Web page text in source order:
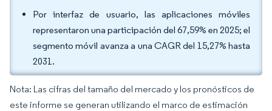
Por interfaz de usuario, las aplicaciones móviles
representaron una participación del 67,59% en 2025; el
segmento móvil avanza a una CAGR del 15,27% hasta
2031.
Nota: Las cifras del tamaño del mercado y los pronósticos de
este informe se generan utilizando el marco de estimación